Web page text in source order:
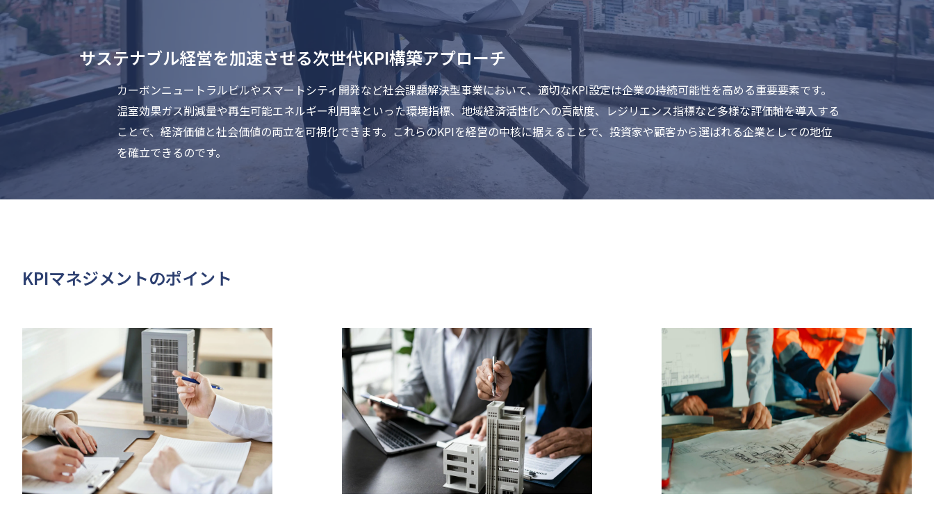
サステナブル経営を加速させる次世代KPI構築アプローチ
カーボンニュートラルビルやスマートシティ開発など社会課題解決型事業において、適切なKPI設定は企業の持続可能性を高める重要要素です。
温室効果ガス削減量や再生可能エネルギー利用率といった環境指標、地域経済活性化への貢献度、レジリエンス指標など多様な評価軸を導入する
ことで、経済価値と社会価値の両立を可視化できます。これらのKPIを経営の中核に据えることで、投資家や顧客から選ばれる企業としての地位
を確立できるのです。
KPIマネジメントのポイント